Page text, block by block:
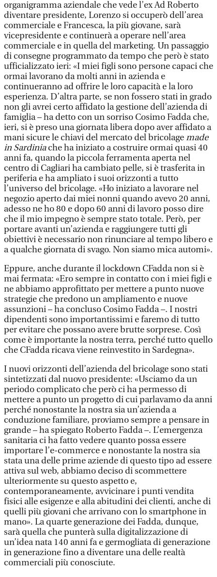
organigramma aziendale che vede l’ex Ad Roberto
diventare presidente, Lorenzo si occuperò dell’area
commerciale e Francesca, la più giovane, sarà
vicepresidente e continuerà a operare nell’area
commerciale e in quella del marketing. Un passaggio
di consegne programmato da tempo che però è stato
ufficializzato ieri: «I miei figli sono persone capaci che
ormai lavorano da molti anni in azienda e
continueranno ad offrire le loro capacità e la loro
esperienza. D’altra parte, se non fossero stati in grado
non gli avrei certo affidato la gestione dell’azienda di
famiglia – ha detto con un sorriso Cosimo Fadda che,
ieri, si è preso una giornata libera dopo aver affidato a
mani sicure le chiavi del mercato del bricolagemade
in Sardiniache ha iniziato a costruire ormai quasi 40
anni fa, quando la piccola ferramenta aperta nel
centro di Cagliari ha cambiato pelle, si è trasferita in
periferia e ha ampliato i suoi orizzonti a tutto
l’universo del bricolage. «Ho iniziato a lavorare nel
negozio aperto dai miei nonni quando avevo 20 anni,
adesso ne ho 80 e dopo 60 anni di lavoro posso dire
che il mio impegno è sempre stato totale. Però, per
portare avanti un’azienda e raggiungere tutti gli
obiettivi è necessario non rinunciare al tempo libero e
a qualche giornata di svago. Non siamo mica automi».
Eppure, anche durante il lockdown CFadda non si è
mai fermata: «Ero sempre in contatto con i miei figli e
ne abbiamo approfittato per mettere a punto nuove
strategie che predono un ampliamento e nuove
assunzioni – ha concluso Cosimo Fadda –. I nostri
dipendenti sono importantissimi e faremo di tutto
per evitare che possano avere brutte sorprese. Così
come è importante la nostra terra, perché tutto quello
che CFadda ricava viene reinvestito in Sardegna».
I nuovi orizzonti dell’azienda del bricolage sono stati
sintetizzati dal nuovo presidente: «Usciamo da un
periodo complicato che però ci ha permesso di
mettere a punto un progetto di cui parlavamo da anni
perché nonostante la nostra sia un’azienda a
conduzione familiare, proviamo sempre a pensare in
grande – ha spiegato Roberto Fadda –. L’emergenza
sanitaria ci ha fatto vedere quanto possa essere
importare l’e-commerce e nonostante la nostra sia
stata una delle prime aziende di questo tipo ad essere
attiva sul web, abbiamo deciso di scommettere
ulteriormente su questo aspetto e,
contemporaneamente, avvicinare i punti vendita
fisici alle esigenze e alla abitudini dei clienti, anche di
quelli più giovani che arrivano con lo smartphone in
mano». La quarte generazione dei Fadda, dunque,
sarà quella che punterà sulla digitalizzazione di
un’idea nata 140 anni fa e germogliata di generazione
in generazione fino a diventare una delle realtà
commerciali più conosciute.